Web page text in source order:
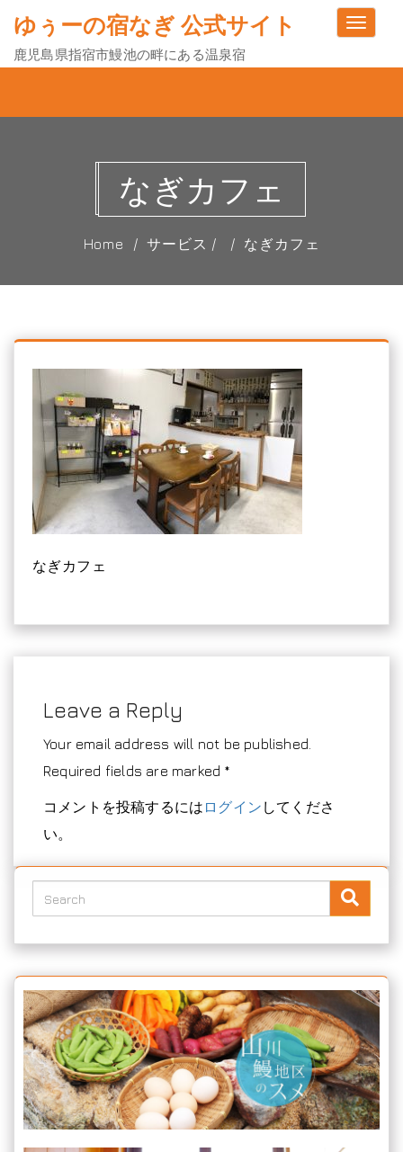
Toggle
ゆぅーの宿なぎ 公式サイト
鹿児島県指宿市鰻池の畔にある温泉宿
なぎカフェ
Home サービス / なぎカフェ
なぎカフェ
Leave a Reply
Your email address will not be published.
Required fields are marked *
コメントを投稿するには ログイン してくださ
い。